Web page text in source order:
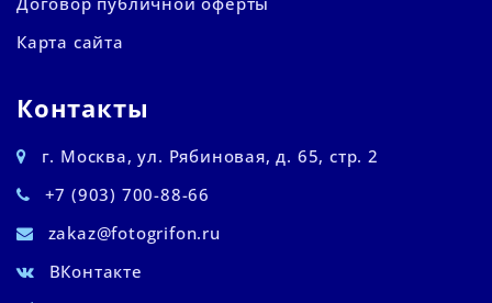
Карта сайта
Контакты
г. Москва, ул. Рябиновая, д. 65, стр. 2
+7 (903) 700-88-66
zakaz@fotogrifon.ru
ВКонтакте